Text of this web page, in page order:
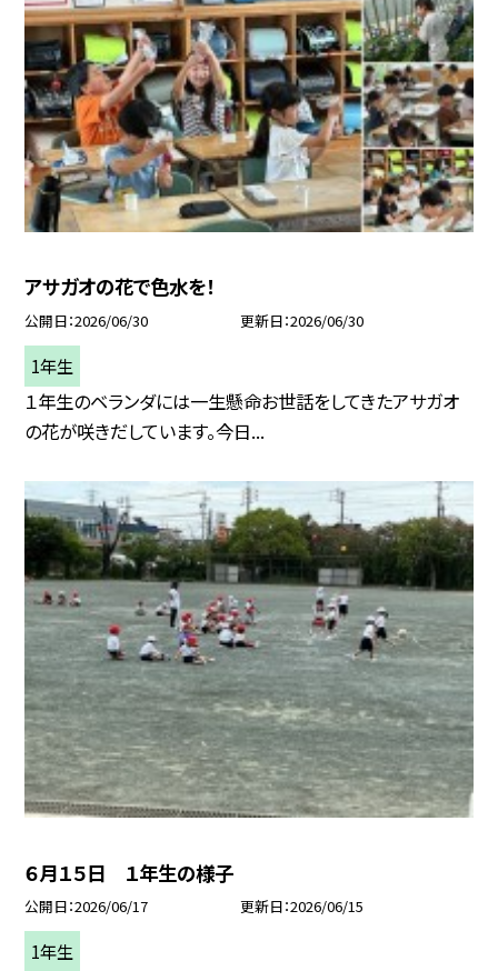
アサガオの花で色水を！
公開日 2026/06/30 更新日 2026/06/30
1年生
１年生のベランダには一生懸命お世話をしてきたアサガオ
の花が咲きだしています。今日...
６月１５日 １年生の様子
公開日 2026/06/17 更新日 2026/06/15
1年生